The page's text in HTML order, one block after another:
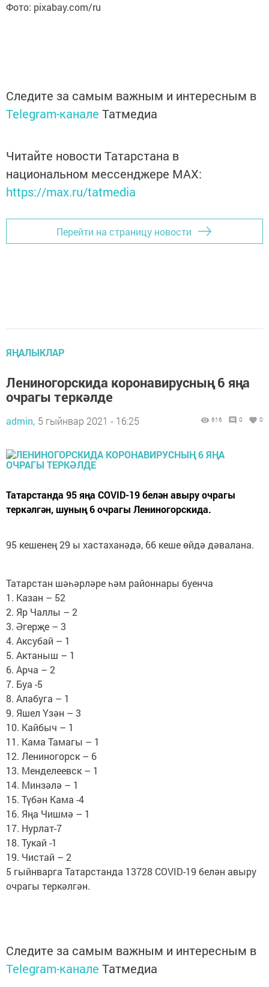
Фото: pixabay.com/ru
Следите за самым важным и интересным в
Telegram-канале Татмедиа
Читайте новости Татарстана в
национальном мессенджере MАХ:
https://max.ru/tatmedia
Перейти на страницу новости
ЯҢАЛЫКЛАР
Лениногорскида коронавирусның 6 яңа
очрагы теркәлде
admin, 5 гыйнвар 2021 - 16:25 616 0 0
Татарстанда 95 яңа COVID-19 белән авыру очрагы
теркәлгән, шуның 6 очрагы Лениногорскида.
95 кешенең 29 ы хастаханәдә, 66 кеше өйдә дәвалана.
Татарстан шәһәрләре һәм районнары буенча
1. Казан – 52
2. Яр Чаллы – 2
3. Әгерҗе – 3
4. Аксубай – 1
5. Актаныш – 1
6. Арча – 2
7. Буа -5
8. Алабуга – 1
9. Яшел Үзән – 3
10. Кайбыч – 1
11. Кама Тамагы – 1
12. Лениногорск – 6
13. Менделеевск – 1
14. Минзәлә – 1
15. Түбән Кама -4
16. Яңа Чишмә – 1
17. Нурлат-7
18. Тукай -1
19. Чистай – 2
5 гыйнварга Татарстанда 13728 COVID-19 белән авыру
очрагы теркәлгән.
Следите за самым важным и интересным в
Telegram-канале Татмедиа